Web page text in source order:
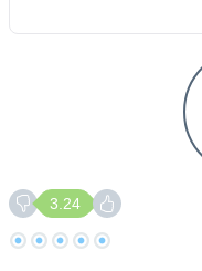
3.24